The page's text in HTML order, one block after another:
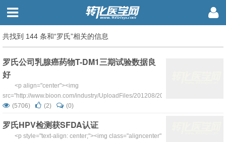
共找到 144 条和“罗氏”相关的信息
罗氏公司乳腺癌药物T-DM1三期试验数据良
好
<p align="center"><img
src="http://www.bioon.com/industry/UploadFiles/201208/
alt="" width="131" height="70" border=&quo...
(5706) (2) (0)
罗氏HPV检测获SFDA认证
<p style="text-align: center;"><img class="aligncenter"